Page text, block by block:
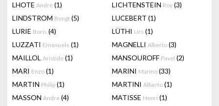
LHOTE André (1) LICHTENSTEIN Roy (3)
LINDSTROM Bengt (5) LUCEBERT (1)
LURIE Boris (4) LÜTHI Urs (1)
LUZZATI Emanuele (1) MAGNELLI Alberto (3)
MAILLOL Aristide (1) MANSOUROFF Pavel (2)
MARI Enzo (1) MARINI Marino (33)
MARTIN Philip (1) MARTINI Alberto (1)
MASSON Andre (4) MATISSE Henri (1)